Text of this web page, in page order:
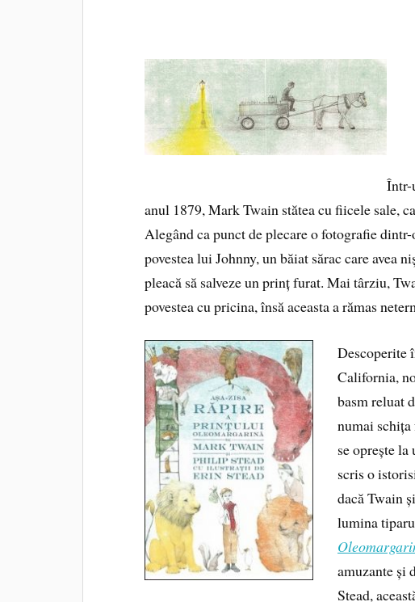
Într-
anul 1879, Mark Twain stătea cu fiicele sale,
Alegând ca punct de plecare o fotografie
povestea lui Johnny, un băiat sărac care avea
pleacă să salveze un prinț furat. Mai târziu,
povestea cu pricina, însă aceasta a rămas
Descoperite
California,
basm reluat
numai schița
se oprește
scris o
dacă Twain
lumina
amuzante și
Stead,